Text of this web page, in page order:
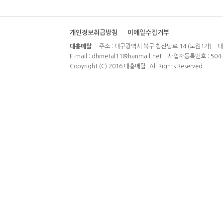
개인정보취급방침 이메일수집거부
대흥메탈주소 : 대구광역시 북구 침산남로 14 (노원1가)
E-mail : dhmetal11@hanmail.net 사업자등록번호 :
Copyright (C) 2016 대흥메탈. All Rights Reserved.